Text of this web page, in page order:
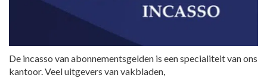
De incasso van abonnementsgelden is een specialiteit van ons
kantoor. Veel uitgevers van vakbladen,